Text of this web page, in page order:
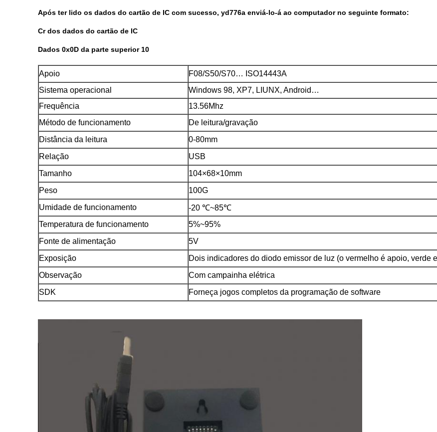
Após ter lido os dados do cartão de IC com sucesso, yd776a enviá-lo-á ao computador no seguinte formato:
Cr dos dados do cartão de IC
Dados 0x0D da parte superior 10
Apoio
F08/S50/S70… ISO14443A
Sistema operacional
Windows 98, XP7, LIUNX, Android…
Frequência
13.56Mhz
Método de funcionamento
De leitura/gravação
Distância da leitura
0-80mm
Relação
USB
Tamanho
104×68×10mm
Peso
100G
Umidade de funcionamento
-20 ℃~85℃
Temperatura de funcionamento
5%~95%
Fonte de alimentação
5V
Exposição
Dois indicadores do diodo emissor de luz (o vermelho é apoio, verde
Observação
Com campainha elétrica
SDK
Forneça jogos completos da programação de software